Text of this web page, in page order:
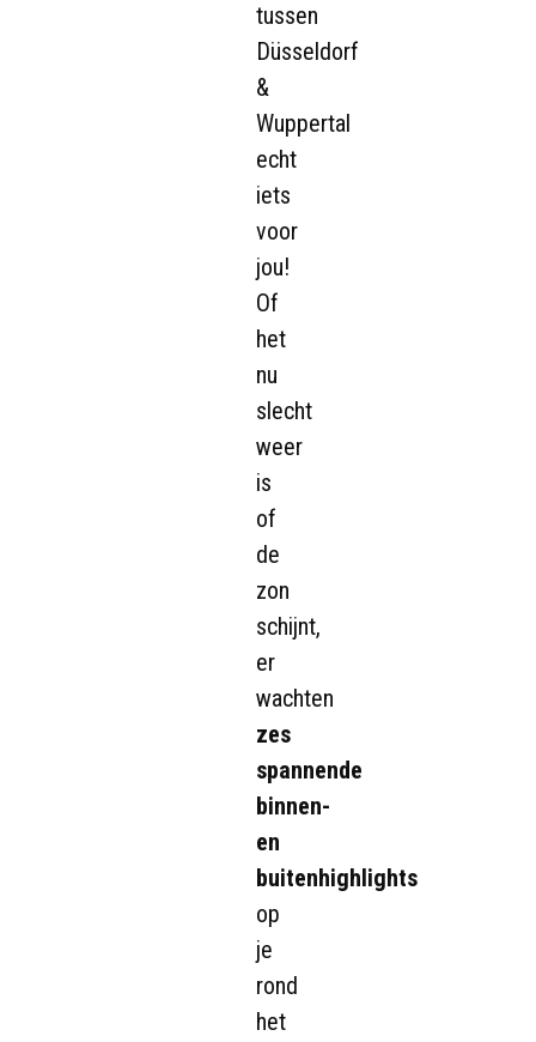
tussen
Düsseldorf
&
Wuppertal
echt
iets
voor
jou!
Of
het
nu
slecht
weer
is
of
de
zon
schijnt,
er
wachten
zes
spannende
binnen-
en
buitenhighlights
op
je
rond
het